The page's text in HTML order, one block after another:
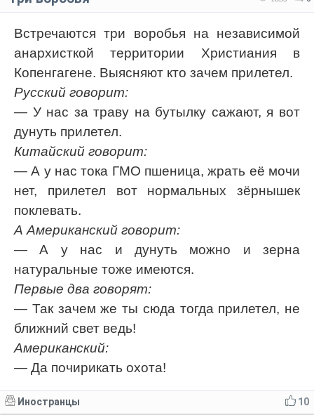
Встречаются три воробья на независимой
анархисткой территории Христиания в
Копенгагене. Выясняют кто зачем прилетел.
Русский говорит:
— У нас за траву на бутылку сажают, я вот
дунуть прилетел.
Китайский говорит:
— А у нас тока ГМО пшеница, жрать её мочи
нет, прилетел вот нормальных зёрнышек
поклевать.
А Американский говорит:
— А у нас и дунуть можно и зерна
натуральные тоже имеются.
Первые два говорят:
— Так зачем же ты сюда тогда прилетел, не
ближний свет ведь!
Американский:
— Да почирикать охота!
10
Иностранцы